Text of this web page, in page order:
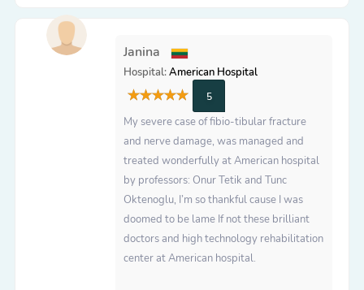
Janina
Hospital:American Hospital
5
My severe case of fibio-tibular fracture
and nerve damage, was managed and
treated wonderfully at American hospital
by professors: Onur Tetik and Tunc
Oktenoglu, I’m so thankful cause I was
doomed to be lame If not these brilliant
doctors and high technology rehabilitation
center at American hospital.